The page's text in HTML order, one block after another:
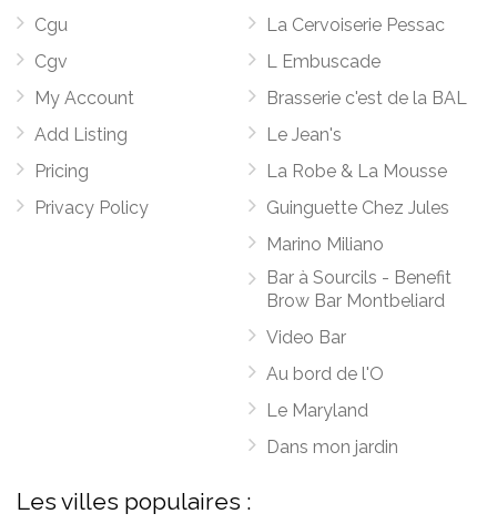
Cgu
Cgv
My Account
Add Listing
Pricing
Privacy Policy
La Cervoiserie Pessac
L Embuscade
Brasserie c'est de la BAL
Le Jean's
La Robe & La Mousse
Guinguette Chez Jules
Marino Miliano
Bar à Sourcils - Benefit
Brow Bar Montbeliard
Video Bar
Au bord de l'O
Le Maryland
Dans mon jardin
Les villes populaires :